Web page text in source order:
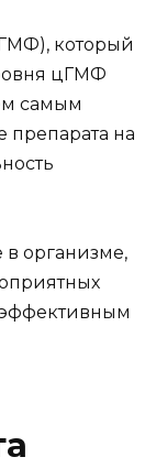
который
цГМФ
самым
препарата на
организме,